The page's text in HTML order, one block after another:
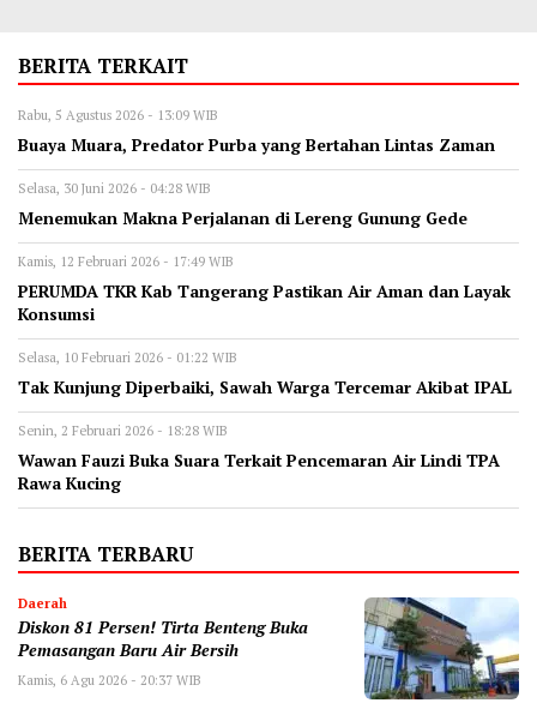
BERITA TERKAIT
Rabu, 5 Agustus 2026 - 13:09 WIB
‎Buaya Muara, Predator Purba yang Bertahan Lintas Zaman
Selasa, 30 Juni 2026 - 04:28 WIB
Menemukan Makna Perjalanan di Lereng Gunung Gede
Kamis, 12 Februari 2026 - 17:49 WIB
PERUMDA TKR Kab Tangerang Pastikan Air Aman dan Layak
Konsumsi
Selasa, 10 Februari 2026 - 01:22 WIB
Tak Kunjung Diperbaiki, Sawah Warga Tercemar Akibat IPAL
Senin, 2 Februari 2026 - 18:28 WIB
Wawan Fauzi Buka Suara Terkait Pencemaran Air Lindi TPA
Rawa Kucing
BERITA TERBARU
Daerah
Diskon 81 Persen! Tirta Benteng Buka
Pemasangan Baru Air Bersih
Kamis, 6 Agu 2026 - 20:37 WIB